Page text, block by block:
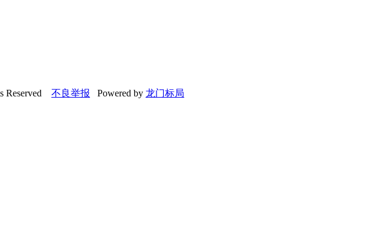
Reserved 不良举报 Powered by 龙门标局